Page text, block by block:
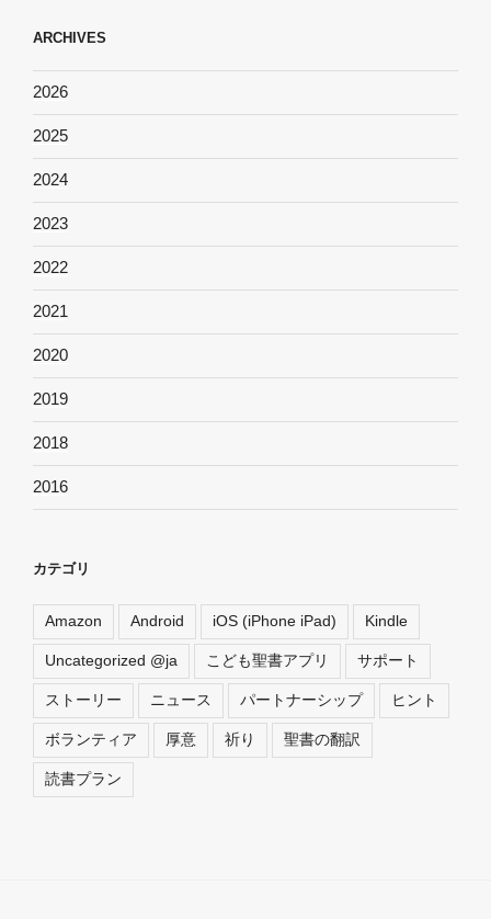
ARCHIVES
2026
2025
2024
2023
2022
2021
2020
2019
2018
2016
カテゴリ
Amazon Android iOS (iPhone iPad) Kindle
Uncategorized @ja こども聖書アプリ サポート
ストーリー ニュース パートナーシップ ヒント
ボランティア 厚意 祈り 聖書の翻訳
読書プラン